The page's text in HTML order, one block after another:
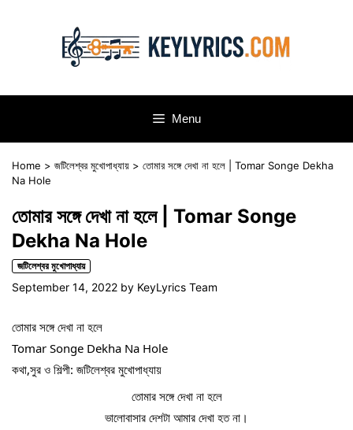
Menu
Home > জটিলেশ্বর মুখোপাধ্যায় > তোমার সঙ্গে দেখা না হলে | Tomar Songe Dekha
Na Hole
তোমার সঙ্গে দেখা না হলে | Tomar Songe
Dekha Na Hole
জটিলেশ্বর মুখোপাধ্যায়
September 14, 2022 by KeyLyrics Team
তোমার সঙ্গে দেখা না হলে
Tomar Songe Dekha Na Hole
কথা,সুর ও শিল্পী: জটিলেশ্বর মুখোপাধ্যায়
তোমার সঙ্গে দেখা না হলে
ভালোবাসার দেশটা আমার দেখা হত না।